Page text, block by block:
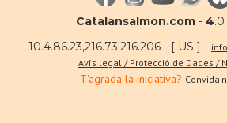
Catalansalmon.com - 4
10.4.86.23,216.73.216.206 - [ US ] -
Avís legal / Protecció de Dades /
T'agrada la iniciativa?